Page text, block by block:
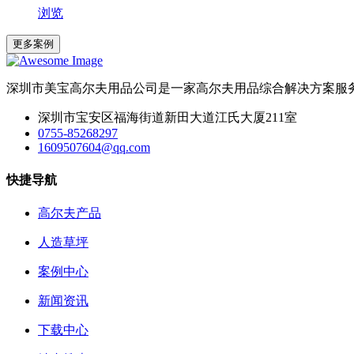
浏览
更多案例
深圳市美宝高尔夫用品公司是一家高尔夫用品综合解决方案服
深圳市宝安区福海街道新田大道江氏大厦211室
0755-85268297
1609507604@qq.com
快捷导航
高尔夫产品
人造草坪
案例中心
新闻资讯
下载中心